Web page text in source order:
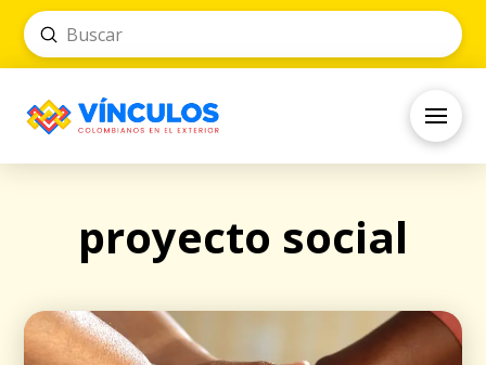
Search
Submit
proyecto social